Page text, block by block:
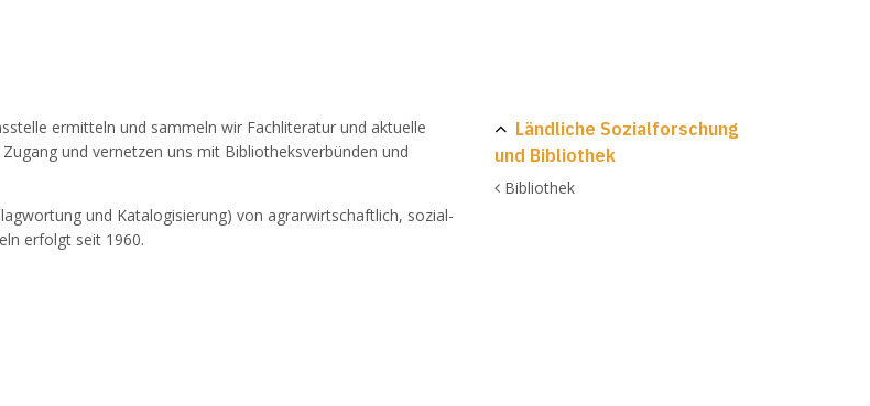
ermitteln und sammeln wir Fachliteratur und aktuelle
und vernetzen uns mit Bibliotheksverbünden und
und Katalogisierung) von agrarwirtschaftlich, sozial-
erfolgt seit 1960.
Ländliche Sozialforschung
und Bibliothek
Bibliothek